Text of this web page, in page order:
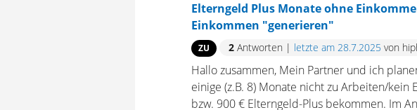
Elterngeld Plus Monate ohne
Einkommen "generieren"
ZU 2 Antworten | letzte am 28.7.2025 von
Hallo zusammen, Mein Partner und ich
einige (z.B. 8) Monate nicht zu Arbeiten/
bzw. 900 € Elterngeld-Plus bekommen. Im